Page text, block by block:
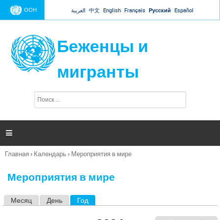
Jump to navigation
ООН العربية 中文 English Français Русский Español
Беженцы и
мигранты
п
и

Вы
Главная › Календарь › Мероприятия в мире
Мероприятия в мире
Месяц День Год